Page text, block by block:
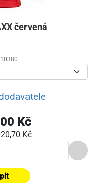
červená
Kč
Kč